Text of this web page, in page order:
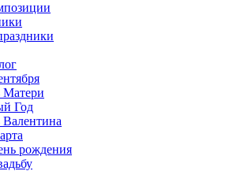
Матери
Год
Валентина
рождения